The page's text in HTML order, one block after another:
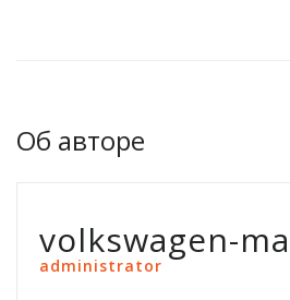
Об авторе
volkswagen-
administrator